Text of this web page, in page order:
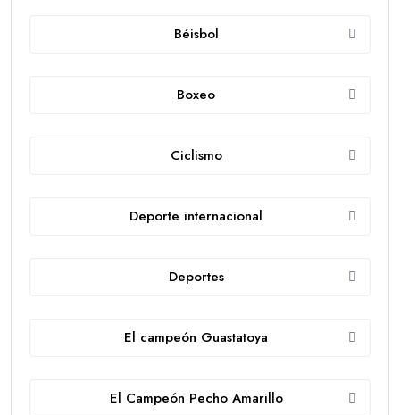
Béisbol
Boxeo
Ciclismo
Deporte internacional
Deportes
El campeón Guastatoya
El Campeón Pecho Amarillo